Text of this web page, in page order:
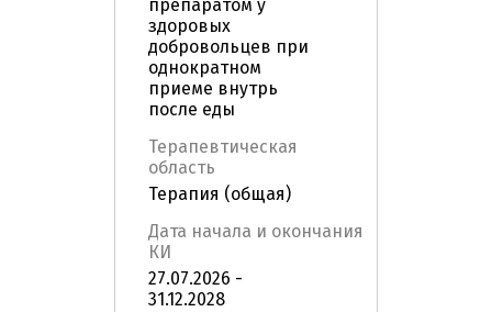
препаратом у
здоровых
добровольцев при
однократном
приеме внутрь
после еды
Терапевтическая
область
Терапия (общая)
Дата начала и окончания
КИ
27.07.2026 -
31.12.2028